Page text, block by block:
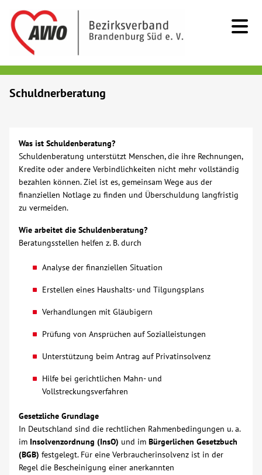
Menschen mit Behinderung
Beratung & Hilfe
Bildung
Veranstaltungen
Mitmachen
Karriere
Ausbildung
Schuldnerberatung
Was ist Schuldenberatung?
Schuldenberatung unterstützt Menschen, die ihre Rechnungen,
Kredite oder andere Verbindlichkeiten nicht mehr vollständig
bezahlen können. Ziel ist es, gemeinsam Wege aus der
finanziellen Notlage zu finden und Überschuldung langfristig
zu vermeiden.
Wie arbeitet die Schuldenberatung?
Beratungsstellen helfen z. B. durch
Analyse der finanziellen Situation
Erstellen eines Haushalts- und Tilgungsplans
Verhandlungen mit Gläubigern
Prüfung von Ansprüchen auf Sozialleistungen
Unterstützung beim Antrag auf Privatinsolvenz
Hilfe bei gerichtlichen Mahn- und
Vollstreckungsverfahren
Gesetzliche Grundlage
In Deutschland sind die rechtlichen Rahmenbedingungen u. a.
im Insolvenzordnung (InsO) und im Bürgerlichen Gesetzbuch
(BGB) festgelegt. Für eine Verbraucherinsolvenz ist in der
Regel die Bescheinigung einer anerkannten